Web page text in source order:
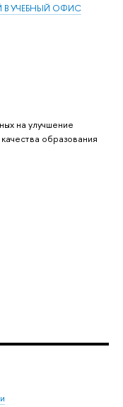
В УЧЕБНЫЙ ОФИС
на улучшение
образования